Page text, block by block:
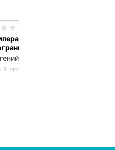
8
Астахов
9 часов